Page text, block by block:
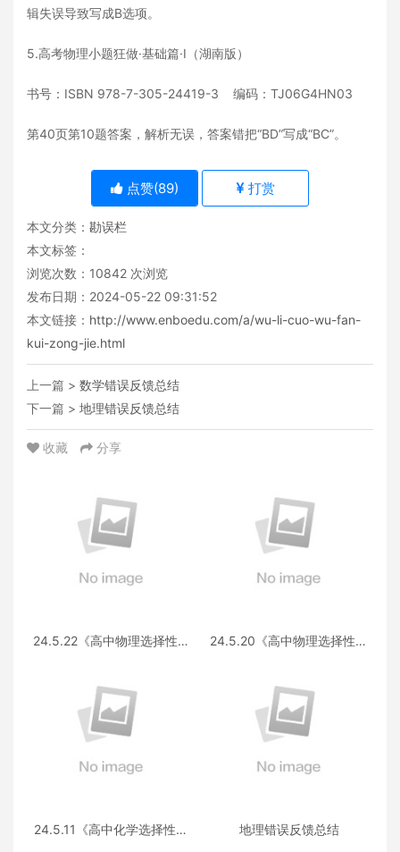
辑失误导致写成B选项。
5.高考物理小题狂做·基础篇·Ⅰ（湖南版）
书号：ISBN 978-7-305-24419-3 编码：TJ06G4HN03
第40页第10题答案，解析无误，答案错把“BD”写成“BC”。
点赞(89) 打赏
本文分类： 勘误栏
本文标签：
浏览次数： 10842 次浏览
发布日期：2024-05-22 09:31:52
本文链接： http://www.enboedu.com/a/wu-li-cuo-wu-fan-
kui-zong-jie.html
上一篇 > 数学错误反馈总结
下一篇 > 地理错误反馈总结
收藏 分享
24.5.22《高中物理选择性必
24.5.20《高中物理选择性必
24.5.11《高中化学选择性必
地理错误反馈总结